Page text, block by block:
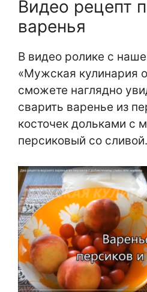
Видео рецепт
варенья
В видео ролике с
«Мужская кулинария
сможете наглядно
сварить варенье из
косточек дольками с
персиковый со сливой.